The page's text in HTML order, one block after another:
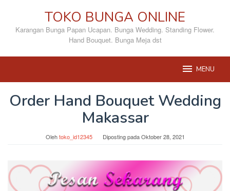
konten
TOKO BUNGA ONLINE
Karangan Bunga Papan Ucapan. Bunga Wedding. Standing Flower.
Hand Bouquet. Bunga Meja dst
MENU
Order Hand Bouquet Wedding
Makassar
Olehtoko_id12345 Diposting padaOktober 28, 2021